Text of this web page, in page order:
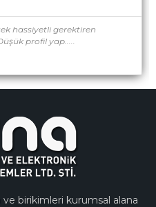
hassiyetli gerektiren
profil yap.....
ve birikimleri kurumsal alana